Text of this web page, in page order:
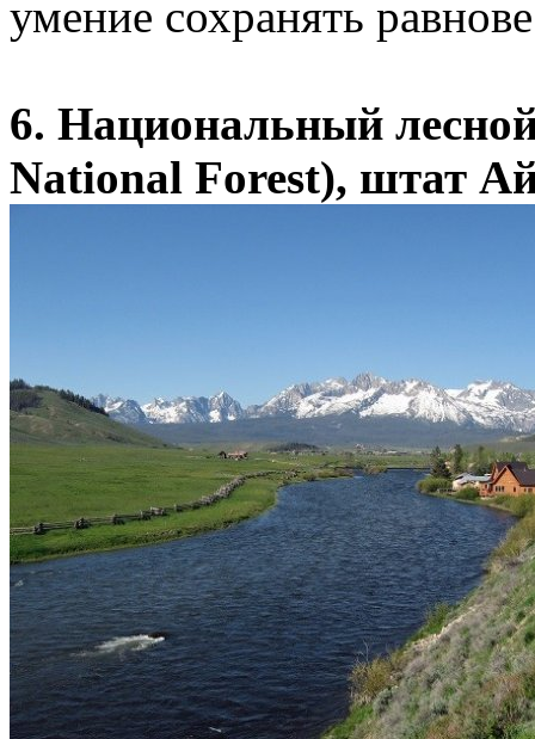
умение сохранять
6. Национальный
National Forest), штат